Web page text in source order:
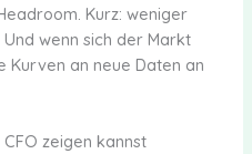
Kurz: weniger
wenn sich der Markt
Kurven an neue Daten an
zeigen kannst